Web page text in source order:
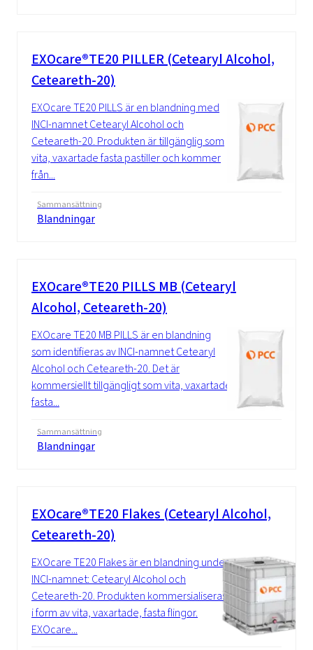
EXOcare®TE20 PILLER (Cetearyl Alcohol,
Ceteareth-20)
EXOcare TE20 PILLS är en blandning med
INCI-namnet Cetearyl Alcohol och
Ceteareth-20. Produkten är tillgänglig som
vita, vaxartade fasta pastiller och kommer
från...
Sammansättning
Blandningar
EXOcare®TE20 PILLS MB (Cetearyl
Alcohol, Ceteareth-20)
EXOcare TE20 MB PILLS är en blandning
som identifieras av INCI-namnet Cetearyl
Alcohol och Ceteareth-20. Det är
kommersiellt tillgängligt som vita, vaxartade
fasta...
Sammansättning
Blandningar
EXOcare®TE20 Flakes (Cetearyl Alcohol,
Ceteareth-20)
EXOcare TE20 Flakes är en blandning under
INCI-namnet: Cetearyl Alcohol och
Ceteareth-20. Produkten kommersialiseras
i form av vita, vaxartade, fasta flingor.
EXOcare...